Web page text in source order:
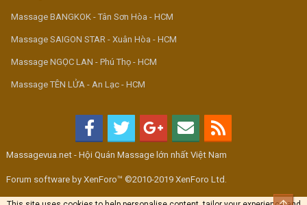
Massage BANGKOK - Tân Sơn Hòa - HCM
Massage SAIGON STAR - Xuân Hòa - HCM
Massage NGỌC LAN - Phú Thọ - HCM
Massage TÊN LỬA - An Lạc - HCM
Massagevua.net - Hội Quán Massage lớn nhất Việt Nam
Forum software by XenForo™ ©2010-2019 XenForo Ltd.